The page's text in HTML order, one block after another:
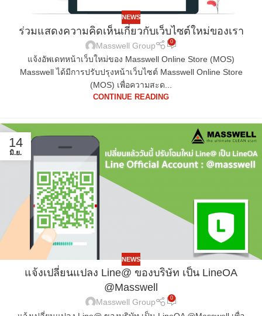
NEWS
ร่วมแสดงความคิดเห็นเกี่ยวกับเว็บไซต์ใหม่ของเรา
Masswell Group 0
แจ้งอัพเดทหน้าเว็บใหม่ของ Masswell Online Store (MOS)
Masswell ได้มีการปรับปรุงหน้าเว็บไซต์ Masswell Online Store
(MOS) เพื่อความสะด...
CONTINUE READING
14
มิ.ย.
NEWS
แจ้งเปลี่ยนแปลง Line@ ของบริษัท เป็น LineOA
@Masswell
Masswell Group 0